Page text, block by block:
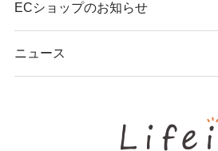
ECショップのお知らせ
ニュース